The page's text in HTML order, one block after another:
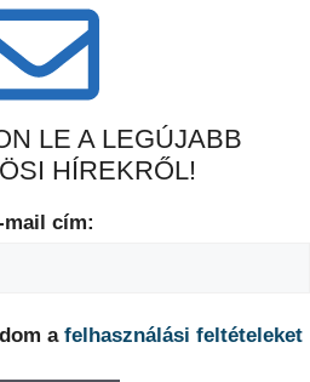
LE A LEGÚJABB
HÍREKRŐL!
mail cím:
a felhasználási feltételeket